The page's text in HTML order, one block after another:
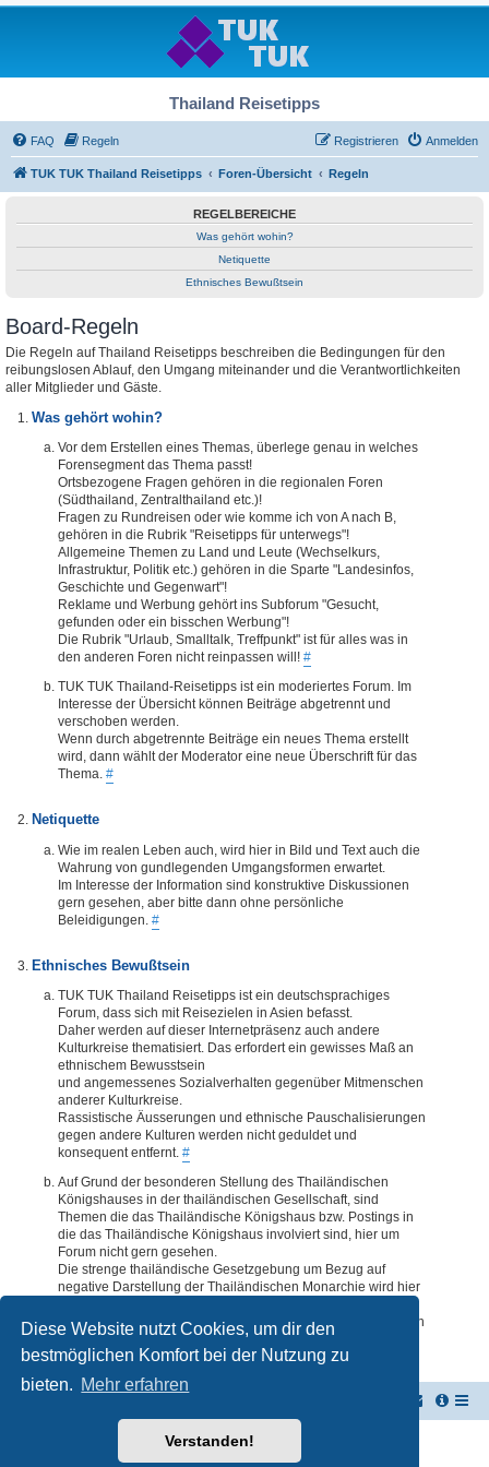
Diese Website nutzt Cookies, um dir den
bestmöglichen Komfort bei der Nutzung zu
bieten. Mehr erfahren
Verstanden!
Thailand Reisetipps
FAQ Regeln Anmelden
Registrieren
TUK TUK Thailand Reisetipps Foren-Übersicht Regeln
REGELBEREICHE
Was gehört wohin?
Netiquette
Ethnisches Bewußtsein
Board-Regeln
Die Regeln auf Thailand Reisetipps beschreiben die Bedingungen für den
reibungslosen Ablauf, den Umgang miteinander und die Verantwortlichkeiten
aller Mitglieder und Gäste.
Was gehört wohin?
Vor dem Erstellen eines Themas, überlege genau in welches
Forensegment das Thema passt!
Ortsbezogene Fragen gehören in die regionalen Foren
(Südthailand, Zentralthailand etc.)!
Fragen zu Rundreisen oder wie komme ich von A nach B,
gehören in die Rubrik "Reisetipps für unterwegs"!
Allgemeine Themen zu Land und Leute (Wechselkurs,
Infrastruktur, Politik etc.) gehören in die Sparte "Landesinfos,
Geschichte und Gegenwart"!
Reklame und Werbung gehört ins Subforum "Gesucht,
gefunden oder ein bisschen Werbung"!
Die Rubrik "Urlaub, Smalltalk, Treffpunkt" ist für alles was in
den anderen Foren nicht reinpassen will! #
TUK TUK Thailand-Reisetipps ist ein moderiertes Forum. Im
Interesse der Übersicht können Beiträge abgetrennt und
verschoben werden.
Wenn durch abgetrennte Beiträge ein neues Thema erstellt
wird, dann wählt der Moderator eine neue Überschrift für das
Thema. #
Netiquette
Wie im realen Leben auch, wird hier in Bild und Text auch die
Wahrung von gundlegenden Umgangsformen erwartet.
Im Interesse der Information sind konstruktive Diskussionen
gern gesehen, aber bitte dann ohne persönliche
Beleidigungen. #
Ethnisches Bewußtsein
TUK TUK Thailand Reisetipps ist ein deutschsprachiges
Forum, dass sich mit Reisezielen in Asien befasst.
Daher werden auf dieser Internetpräsenz auch andere
Kulturkreise thematisiert. Das erfordert ein gewisses Maß an
ethnischem Bewusstsein
und angemessenes Sozialverhalten gegenüber Mitmenschen
anderer Kulturkreise.
Rassistische Äusserungen und ethnische Pauschalisierungen
gegen andere Kulturen werden nicht geduldet und
konsequent entfernt. #
Auf Grund der besonderen Stellung des Thailändischen
Königshauses in der thailändischen Gesellschaft, sind
Themen die das Thailändische Königshaus bzw. Postings in
die das Thailändische Königshaus involviert sind, hier um
Forum nicht gern gesehen.
Die strenge thailändische Gesetzgebung um Bezug auf
negative Darstellung der Thailändischen Monarchie wird hier
deren Inhalte diesbezüglich auch nur ansatzweise bedenklich
erscheinen, kommentarlos entfernt. #
Powered byphpBB® Forum Software © phpBB Limited
Deutsche Übersetzung durchphpBB.de